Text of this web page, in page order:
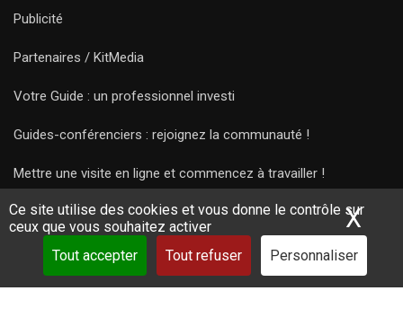
Ce site utilise des cookies et vous donne le contrôle sur
ceux que vous souhaitez activer
Tout accepter
Tout refuser Personnaliser
X
Publicité
Partenaires / KitMedia
Votre Guide : un professionnel investi
Guides-conférenciers : rejoignez la communauté !
Mettre une visite en ligne et commencez à travailler !